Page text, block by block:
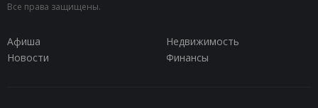
Все права защищены.
Афиша
Недвижимость
Новости
Финансы